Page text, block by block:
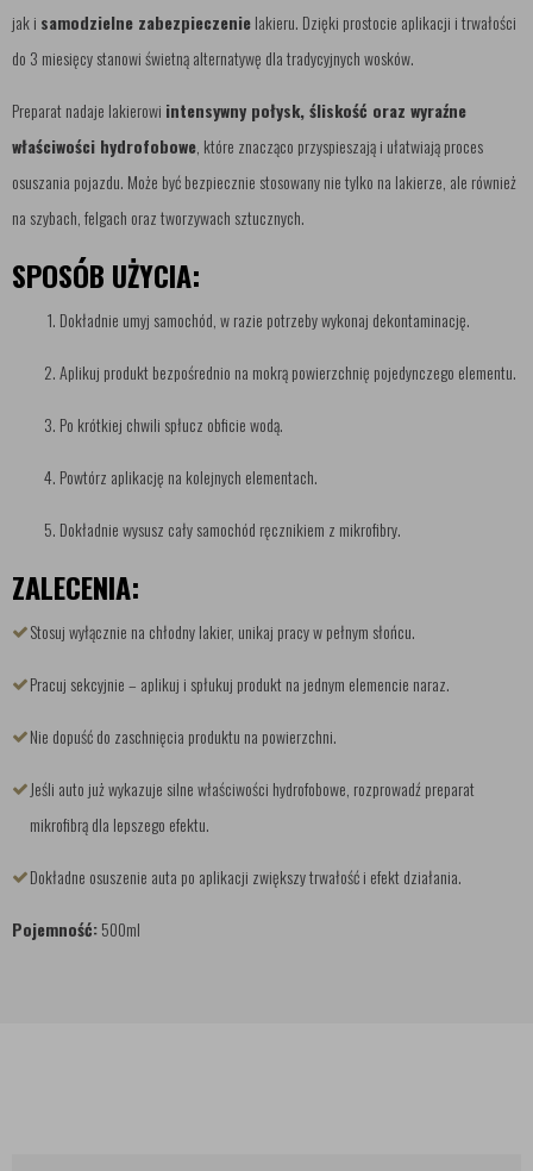
jak i samodzielne zabezpieczenielakieru. Dzięki prostocie aplikacji i trwałości
do 3 miesięcy stanowi świetną alternatywę dla tradycyjnych wosków.
Preparat nadaje lakierowi intensywny połysk, śliskość oraz wyraźne
właściwości hydrofobowe , które znacząco przyspieszają i ułatwiają proces
osuszania pojazdu. Może być bezpiecznie stosowany nie tylko na lakierze, ale również
na szybach, felgach oraz tworzywach sztucznych.
SPOSÓB UŻYCIA:
Dokładnie umyj samochód, w razie potrzeby wykonaj dekontaminację.
Aplikuj produkt bezpośrednio na mokrą powierzchnię pojedynczego elementu.
Po krótkiej chwili spłucz obficie wodą.
Powtórz aplikację na kolejnych elementach.
Dokładnie wysusz cały samochód ręcznikiem z mikrofibry.
ZALECENIA:
Stosuj wyłącznie na chłodny lakier, unikaj pracy w pełnym słońcu.
Pracuj sekcyjnie – aplikuj i spłukuj produkt na jednym elemencie naraz.
Nie dopuść do zaschnięcia produktu na powierzchni.
Jeśli auto już wykazuje silne właściwości hydrofobowe, rozprowadź preparat
mikrofibrą dla lepszego efektu.
Dokładne osuszenie auta po aplikacji zwiększy trwałość i efekt działania.
Pojemność:500ml